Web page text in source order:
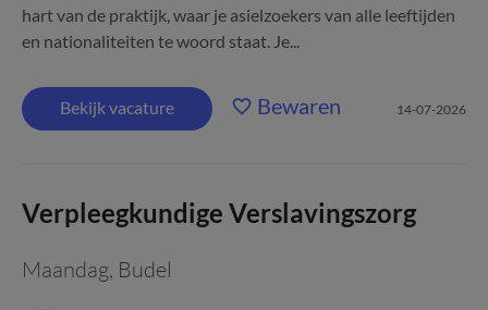
hart van de praktijk, waar je asielzoekers van alle leeftijden
en nationaliteiten te woord staat. Je...
Bekijk vacature Bewaren 14-07-2026
Verpleegkundige Verslavingszorg
Maandag, Budel